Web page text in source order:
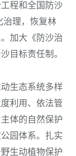
程和全国防沙
治理，恢复林
加大《防沙治
目标责任制。
生态系统多样
利用、依法管
体的自然保护
园体系。扎实
生动植物保护